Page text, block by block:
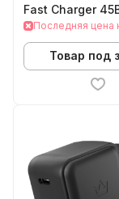
Fast Charger
(Black)
Последняя цена
Товар под